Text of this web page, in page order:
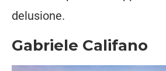
delusione.
Gabriele Califano